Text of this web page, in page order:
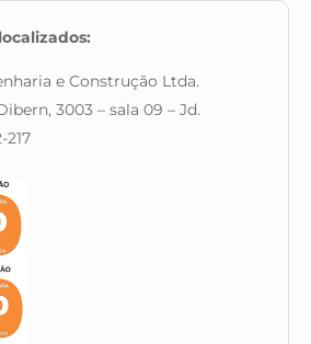
e Construção Ltda.
3003 – sala 09 – Jd.
217